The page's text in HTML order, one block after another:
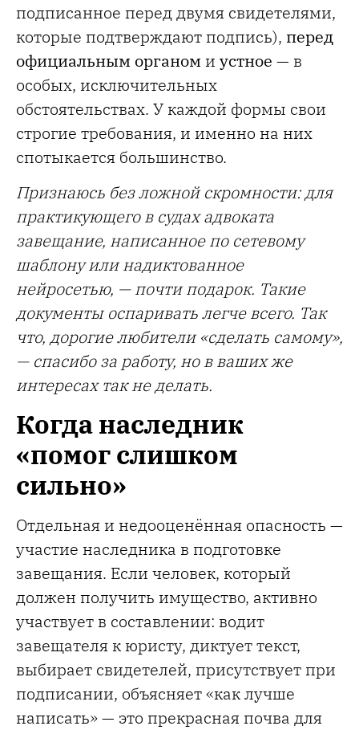
подписанное перед двумя свидетелями,
которые подтверждают подпись), перед
официальным органом и устное — в
особых, исключительных
обстоятельствах. У каждой формы свои
строгие требования, и именно на них
спотыкается большинство.
Признаюсь без ложной скромности: для
практикующего в судах адвоката
завещание, написанное по сетевому
шаблону или надиктованное
нейросетью, — почти подарок. Такие
документы оспаривать легче всего. Так
что, дорогие любители «сделать самому»,
— спасибо за работу, но в ваших же
интересах так не делать.
Когда наследник
«помог слишком
сильно»
Отдельная и недооценённая опасность —
участие наследника в подготовке
завещания. Если человек, который
должен получить имущество, активно
участвует в составлении: водит
завещателя к юристу, диктует текст,
выбирает свидетелей, присутствует при
подписании, объясняет «как лучше
написать» — это прекрасная почва для